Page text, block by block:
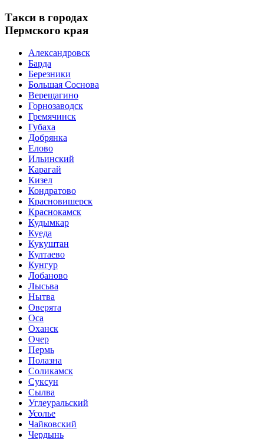
Такси в городах
Пермского края
Александровск
Барда
Березники
Большая Соснова
Верещагино
Горнозаводск
Гремячинск
Губаха
Добрянка
Елово
Ильинский
Карагай
Кизел
Кондратово
Красновишерск
Краснокамск
Кудымкар
Куеда
Кукуштан
Култаево
Кунгур
Лобаново
Лысьва
Нытва
Оверята
Оса
Оханск
Очер
Пермь
Полазна
Соликамск
Суксун
Сылва
Углеуральский
Усолье
Чайковский
Чердынь